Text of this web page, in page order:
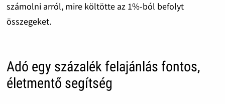
számolni arról, mire költötte az 1%-ból befolyt
összegeket.
Adó egy százalék felajánlás fontos,
életmentő segítség